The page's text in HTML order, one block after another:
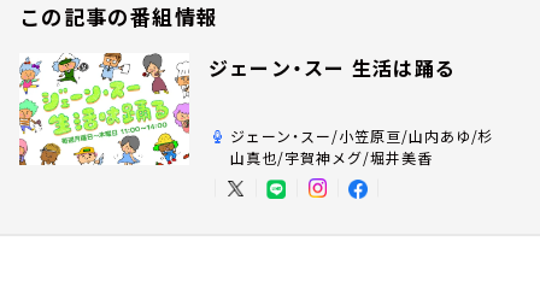
この記事の番組情報
ジェーン・スー 生活は踊る
ジェーン・スー/小笠原亘/山内あゆ/杉
山真也/宇賀神メグ/堀井美香